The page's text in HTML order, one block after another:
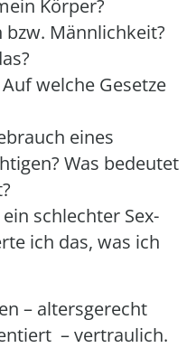
Körper?
Männlichkeit?
welche Gesetze
eines
Was bedeutet
schlechter Sex-
ich das, was ich
– altersgerecht
– vertraulich.